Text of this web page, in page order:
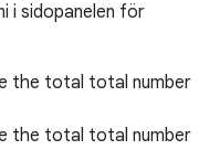
i sidopanelen för
the total total number
the total total number